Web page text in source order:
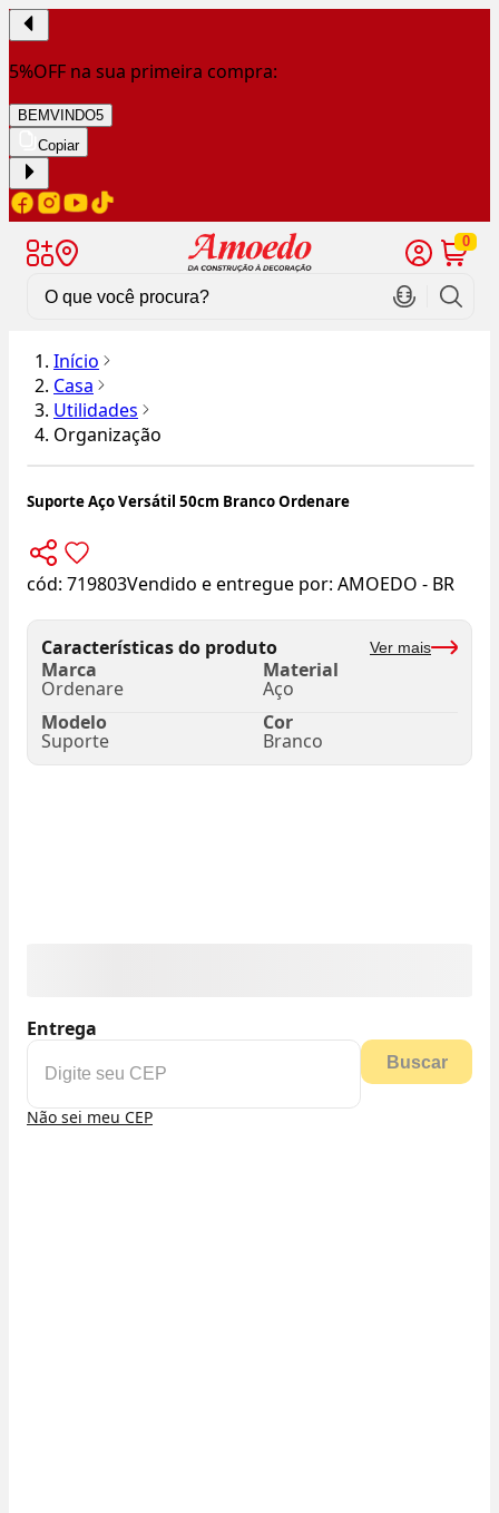
5%OFF na sua primeira compra:
BEMVINDO5
Copiar
0
Início
Casa
Utilidades
Organização
Suporte Aço Versátil 50cm Branco Ordenare
cód: 719803Vendido e entregue por: AMOEDO - BR
Características do produto Ver mais
Marca
Ordenare
Material
Aço
Modelo
Suporte
Cor
Branco
Entrega
Buscar
Não sei meu CEP